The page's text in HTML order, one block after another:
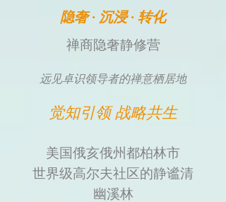
隐奢 · 沉浸 · 转化
禅商隐奢静修营
远见卓识领导者的禅意栖居地
觉知引领 战略共生
美国俄亥俄州都柏林市
世界级高尔夫社区的静谧清
幽溪林